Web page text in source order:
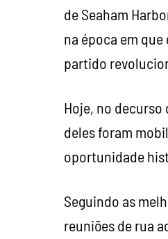
de Seaham
na época em
partido
Hoje, no decurso
deles foram
oportunidade
Seguindo as
reuniões de rua